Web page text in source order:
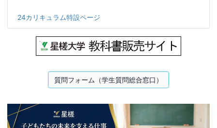
24カリキュラム特設ページ
質問フォーム（学生質問総合窓口）